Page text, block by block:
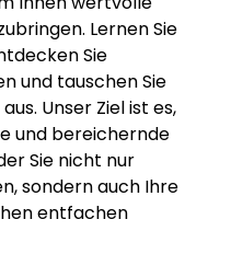
Lernen Sie
Sie
und tauschen Sie
Unser Ziel ist es,
und bereichernde
Sie nicht nur
sondern auch Ihre
entfachen